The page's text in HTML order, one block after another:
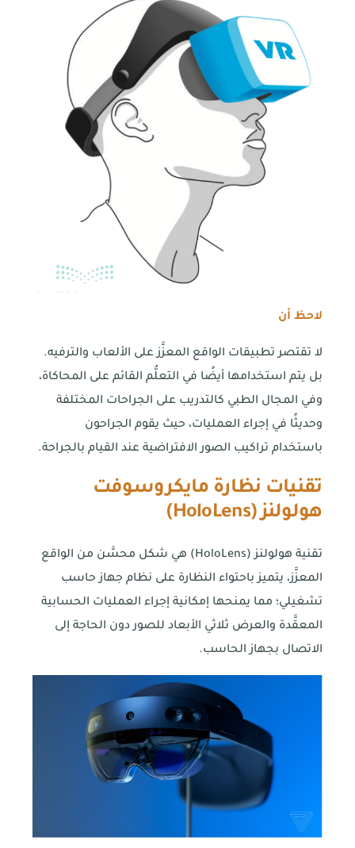
لاحظ أن
لا تقتصر تطبيقات الواقع المعزَّز على الألعاب والترفيه.
بل يتم استخدامها أيضًا في التعلُّم القائم على المحاكاة،
وفي المجال الطبي كالتدريب على الجراحات المختلفة
وحديثًا في إجراء العمليات، حيث يقوم الجراحون
باستخدام تراكيب الصور الافتراضية عند القيام بالجراحة.
تقنيات نظارة مايكروسوفت
هولولنز (HoloLens
)
تقنية هولولنز (HoloLens) هي شكل محسَّن من الواقع
المعزَّز، يتميز باحتواء النظارة على نظام جهاز حاسب
تشغيلي؛ مما يمنحها إمكانية إجراء العمليات الحسابية
المعقَّدة والعرض ثلاثي الأبعاد للصور دون الحاجة إلى
الاتصال بجهاز الحاسب.